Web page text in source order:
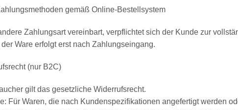
gemäß Online-Bestellsystem
Zahlungsart vereinbart, verpflichtet sich der Kunde zur
der Ware erfolgt erst nach Zahlungseingang.
(nur B2C)
gilt das gesetzliche Widerrufsrecht.
Für Waren, die nach Kundenspezifikationen angefertigt werden